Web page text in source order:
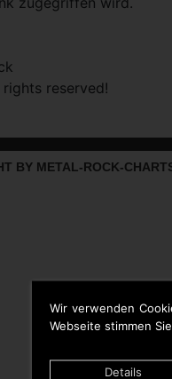
Wir verwenden
Webseite stimmen
Details
reserved!
BY METAL-ROCK-